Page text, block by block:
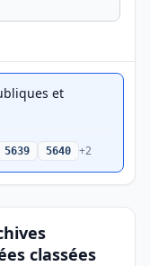
et
5639 5640 +2
classées